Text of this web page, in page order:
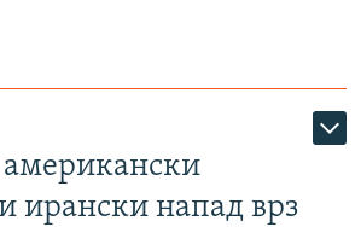
ирански напад врз